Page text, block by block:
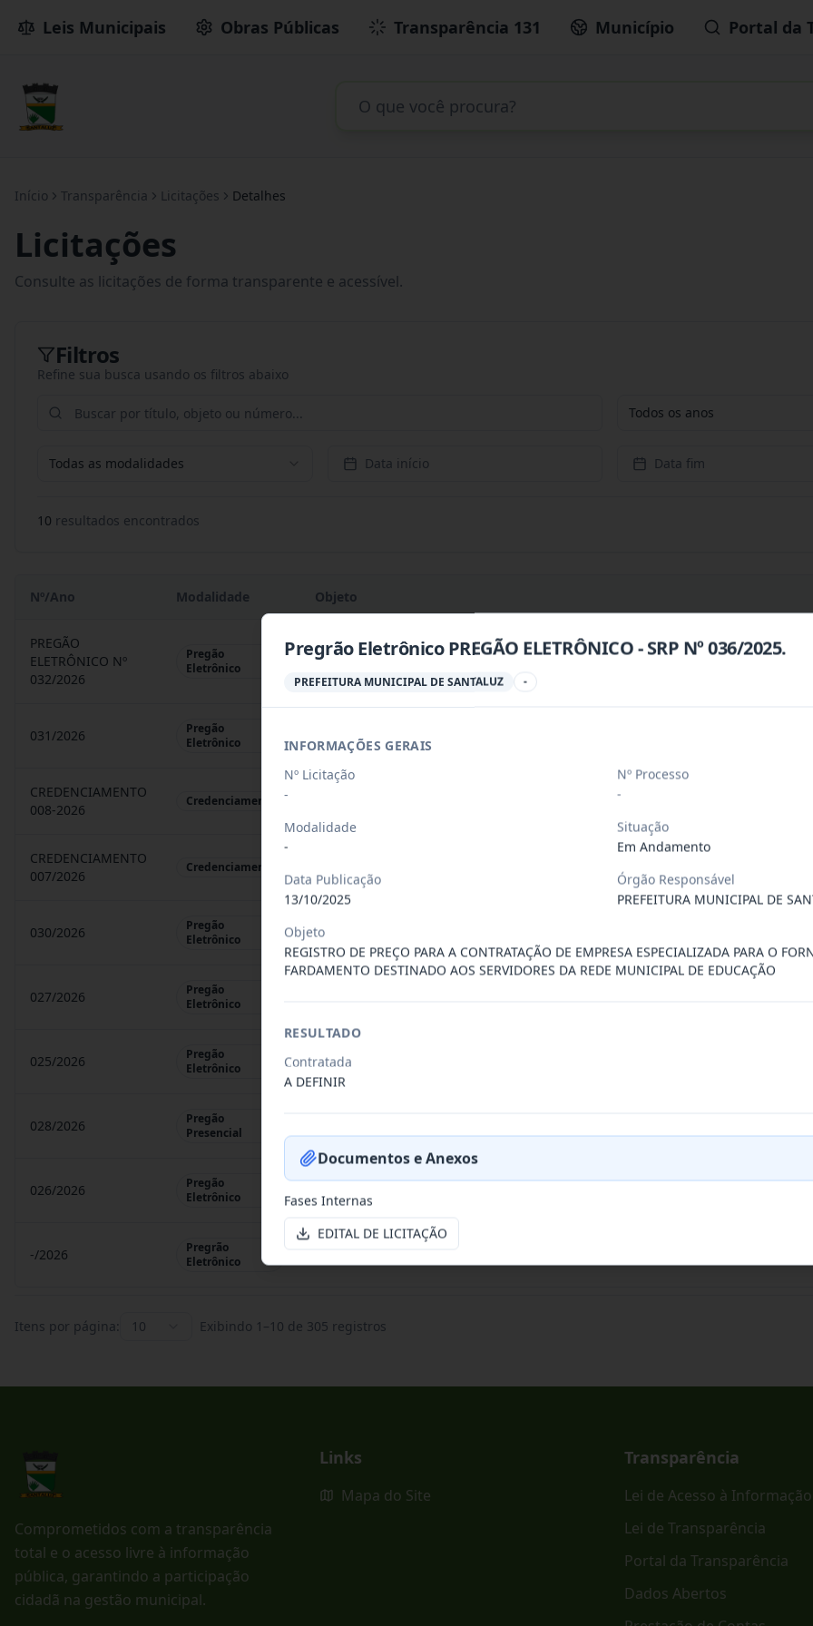
Leis Municipais Obras Públicas Transparência 131 Município Portal da
Início Transparência Licitações Detalhes
Licitações
Consulte as licitações de forma transparente e acessível.
Filtros
Refine sua busca usando os filtros abaixo
Todos os anos
Todas as modalidades Data início Data fim
10 resultados encontrados
Nº/Ano Modalidade Objeto
PREGÃO
ELETRÔNICO Nº
032/2026
Pregão
Eletrônico
REGISTRO DE PREÇOS PARA CONTRATAÇÃO DE EMPRESA PARA PRESTAÇÃ...
031/2026
Pregão
Eletrônico
REGISTRO DE PREÇOS PARA AQUISIÇÃO DE PRODUTOS VETERINÁRIOS P
CREDENCIAMENTO
008-2026
Credenciamento CHAMAMENTO PÚBLICO PARA FINS DE CREDENCIAMENTO DE PESSOA JUR
CREDENCIAMENTO
007/2026
Credenciamento CHAMAMENTO PÚBLICO PARA FINS DE CREDENCIAMENTO DE PESSOA JUR
030/2026
Pregão
Eletrônico
REGISTRO DE PREÇOS PARA FUTURA E EVENTUAL CONTRATAÇÃO DE EMP
027/2026
Pregão
Eletrônico
025/2026
Pregão
Eletrônico
REGISTRO DE PREÇO PARA A CONTRATAÇÃO DE EMPRESA PARA LOCAÇÃO
028/2026
Pregão
Presencial
026/2026
Pregão
Eletrônico
-/2026
Pregrão
Eletrônico
Itens por página: 10 Exibindo 1 –10 de 305 registros
Comprometidos com a transparência
total e o acesso livre à informação
pública, garantindo a participação
cidadã na gestão municipal.
Links
Mapa do Site
Transparência
Lei de Acesso à Informação
Lei de Transparência
Portal da Transparência
Dados Abertos
Pregrão Eletrônico PREGÃO ELETRÔNICO - SRP Nº 036/2025.
PREFEITURA MUNICIPAL DE SANTALUZ -
INFORMAÇÕES GERAIS
Nº Licitação
-
Nº Processo
-
Modalidade
-
Situação
Em Andamento
Data Publicação
13/10/2025
Órgão Responsável
PREFEITURA MUNICIPAL DE
Objeto
REGISTRO DE PREÇO PARA A CONTRATAÇÃO DE EMPRESA ESPECIALIZADA PARA O
FARDAMENTO DESTINADO AOS SERVIDORES DA REDE MUNICIPAL DE EDUCAÇÃO
RESULTADO
Contratada
A DEFINIR
Documentos e Anexos
Fases Internas
EDITAL DE LICITAÇÃO